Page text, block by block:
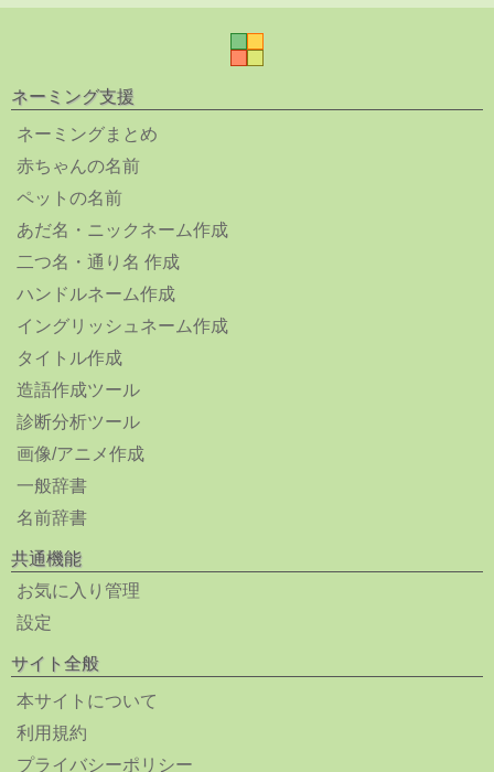
ネーミング支援
ネーミングまとめ
赤ちゃんの名前
ペットの名前
あだ名・ニックネーム作成
二つ名・通り名 作成
ハンドルネーム作成
イングリッシュネーム作成
タイトル作成
造語作成ツール
診断分析ツール
画像/アニメ作成
一般辞書
名前辞書
共通機能
お気に入り管理
設定
サイト全般
本サイトについて
利用規約
プライバシーポリシー